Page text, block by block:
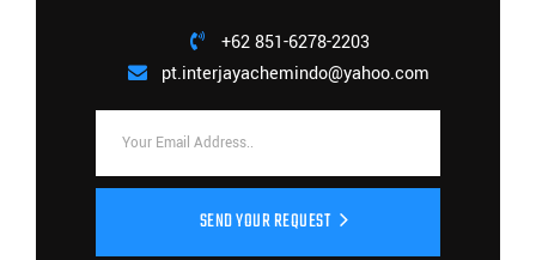
+62 851-6278-2203
pt.interjayachemindo@yahoo.com
SEND YOUR REQUEST